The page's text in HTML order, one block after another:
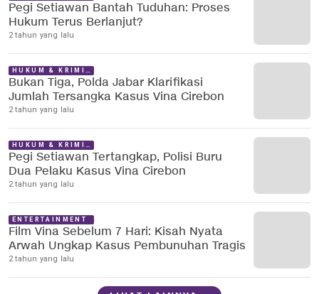
Pegi Setiawan Bantah Tuduhan: Proses
Hukum Terus Berlanjut?
2 tahun yang lalu
HUKUM & KRIMINAL
Bukan Tiga, Polda Jabar Klarifikasi
Jumlah Tersangka Kasus Vina Cirebon
2 tahun yang lalu
HUKUM & KRIMINAL
Pegi Setiawan Tertangkap, Polisi Buru
Dua Pelaku Kasus Vina Cirebon
2 tahun yang lalu
ENTERTAINMENT
Film Vina Sebelum 7 Hari: Kisah Nyata
Arwah Ungkap Kasus Pembunuhan Tragis
2 tahun yang lalu